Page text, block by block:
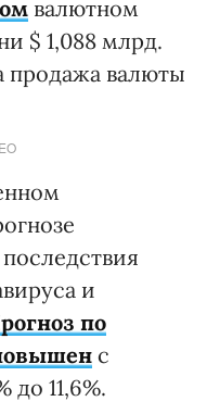
валютном
$ 1,088 млрд.
продажа валюты
и
по
с
до 11,6%.